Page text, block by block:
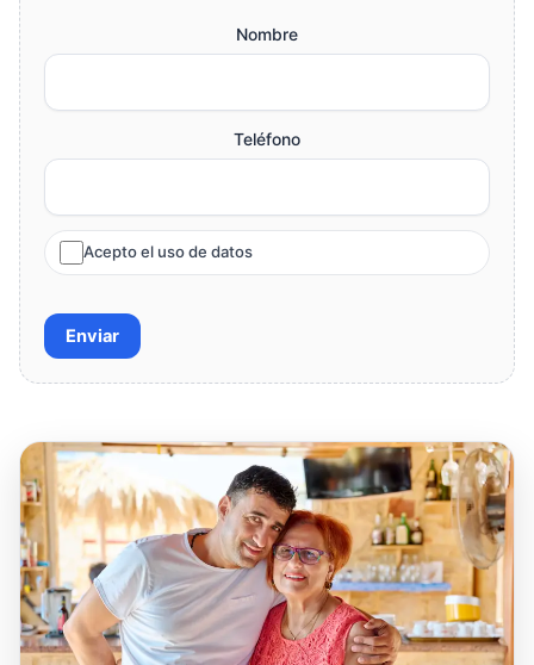
Nombre
Teléfono
Acepto el uso de datos
Enviar